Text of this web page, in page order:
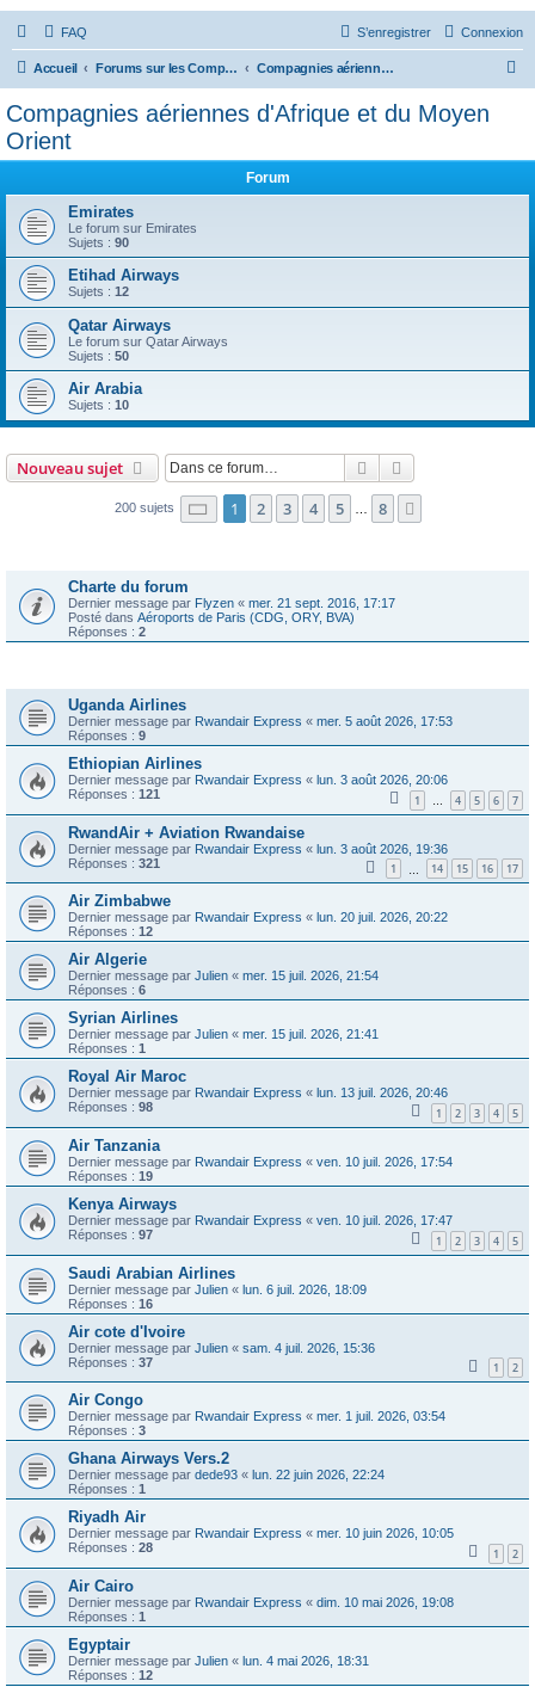
FAQ Connexion
S’enregistrer
Accueil Forums sur les Compagnies Aériennes Compagnies aériennes d'Afrique et du Moyen Orient
Compagnies aériennes d'Afrique et du Moyen
Orient
Forum
Emirates
Le forum sur Emirates
Sujets : 90
Etihad Airways
Sujets : 12
Qatar Airways
Le forum sur Qatar Airways
Sujets : 50
Air Arabia
Sujets : 10
Nouveau sujet Rechercher
200 sujets Page 1sur8
1 2 3 4 5 8
Charte du forum
Dernier message par Flyzen « mer. 21 sept. 2016, 17:17
Posté dans Aéroports de Paris (CDG, ORY, BVA)
Réponses : 2
Uganda Airlines
Dernier message par Rwandair Express « mer. 5 août 2026, 17:53
Réponses : 9
Ethiopian Airlines
Dernier message par Rwandair Express « lun. 3 août 2026, 20:06
Réponses : 121 1 … 4 5 6 7
RwandAir + Aviation Rwandaise
Dernier message par Rwandair Express « lun. 3 août 2026, 19:36
Réponses : 321 1 14 15 16 17
Air Zimbabwe
Dernier message par Rwandair Express « lun. 20 juil. 2026, 20:22
Réponses : 12
Air Algerie
Dernier message par Julien « mer. 15 juil. 2026, 21:54
Réponses : 6
Syrian Airlines
Dernier message par Julien « mer. 15 juil. 2026, 21:41
Réponses : 1
Royal Air Maroc
Dernier message par Rwandair Express « lun. 13 juil. 2026, 20:46
Réponses : 98 1 2 3 4 5
Air Tanzania
Dernier message par Rwandair Express « ven. 10 juil. 2026, 17:54
Réponses : 19
Kenya Airways
Dernier message par Rwandair Express « ven. 10 juil. 2026, 17:47
Réponses : 97 1 2 3 4 5
Saudi Arabian Airlines
Dernier message par Julien « lun. 6 juil. 2026, 18:09
Réponses : 16
Air cote d'Ivoire
Dernier message par Julien « sam. 4 juil. 2026, 15:36
Réponses : 37 1 2
Air Congo
Dernier message par Rwandair Express « mer. 1 juil. 2026, 03:54
Réponses : 3
Ghana Airways Vers.2
Dernier message par dede93 « lun. 22 juin 2026, 22:24
Réponses : 1
Riyadh Air
Dernier message par Rwandair Express « mer. 10 juin 2026, 10:05
Réponses : 28 1 2
Air Cairo
Dernier message par Rwandair Express « dim. 10 mai 2026, 19:08
Réponses : 1
Egyptair
Dernier message par Julien « lun. 4 mai 2026, 18:31
Réponses : 12